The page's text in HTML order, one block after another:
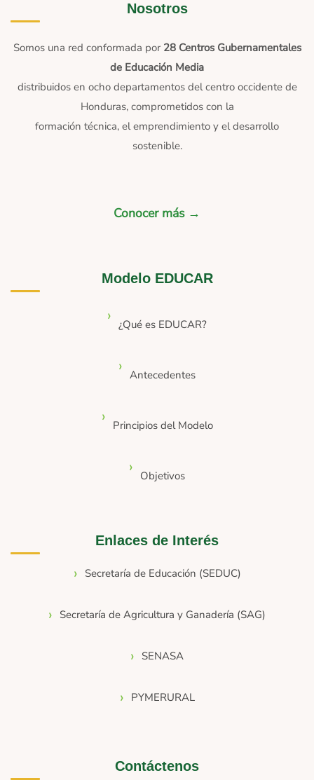
Nosotros
Somos una red conformada por 28 Centros Gubernamentales
de Educación Media
distribuidos en ocho departamentos del centro occidente de
Honduras, comprometidos con la
formación técnica, el emprendimiento y el desarrollo
sostenible.
Conocer más →
Modelo EDUCAR
¿Qué es EDUCAR?
Antecedentes
Principios del Modelo
Objetivos
Enlaces de Interés
Secretaría de Educación (SEDUC)
Secretaría de Agricultura y Ganadería (SAG)
SENASA
PYMERURAL
Contáctenos